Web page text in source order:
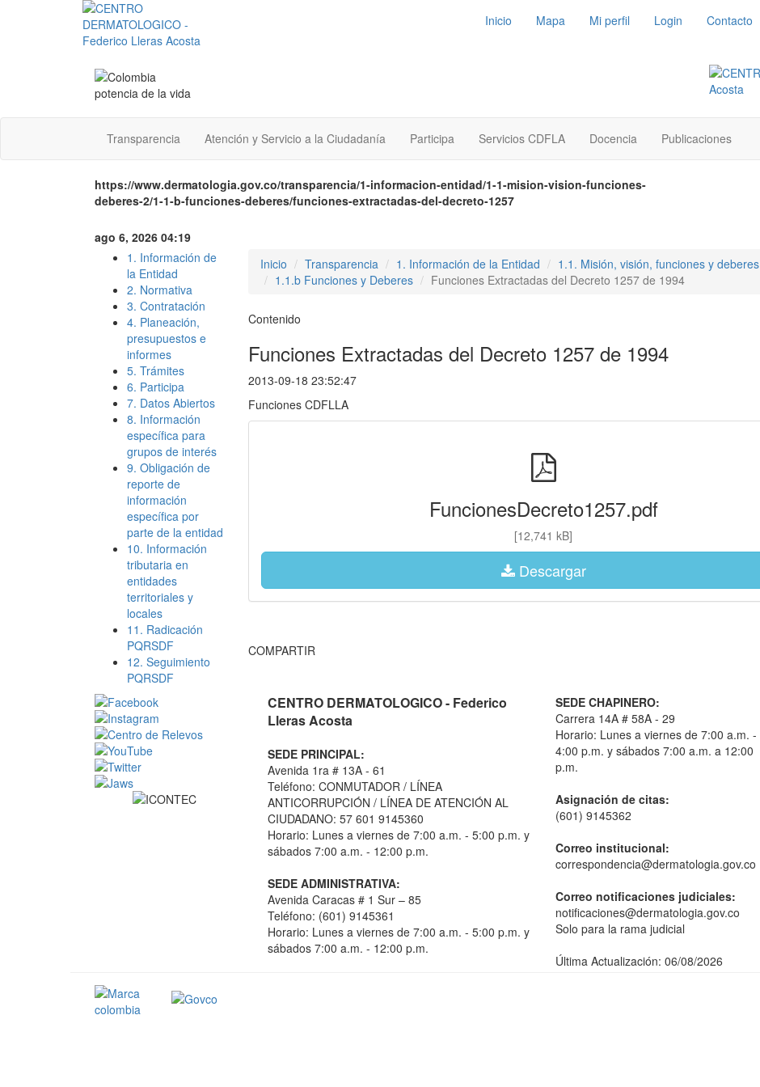
Inicio Mapa Mi perfil Login Contacto
Transparencia Atención y Servicio a la Ciudadanía Participa Servicios CDFLA Docencia Publicaciones
https://www.dermatologia.gov.co/transparencia/1-informacion-entidad/1-1-mision-vision-funciones-
deberes-2/1-1-b-funciones-deberes/funciones-extractadas-del-decreto-1257
ago 6, 2026 04:19
1. Información de
la Entidad
2. Normativa
3. Contratación
4. Planeación,
presupuestos e
informes
5. Trámites
6. Participa
7. Datos Abiertos
8. Información
específica para
grupos de interés
9. Obligación de
reporte de
información
específica por
parte de la entidad
10. Información
tributaria en
entidades
territoriales y
locales
11. Radicación
PQRSDF
12. Seguimiento
PQRSDF
Inicio Transparencia 1. Información de la Entidad
1.1. Misión, visión, funciones y deberes
1.1.b Funciones y Deberes
Funciones Extractadas del Decreto 1257 de 1994
Contenido
Funciones Extractadas del Decreto 1257 de 1994
2013-09-18 23:52:47
Funciones CDFLLA
FuncionesDecreto1257.pdf
[12,741 kB]
Descargar
COMPARTIR
CENTRO DERMATOLOGICO - Federico
Lleras Acosta
SEDE PRINCIPAL:
Avenida 1ra # 13A - 61
Teléfono: CONMUTADOR / LÍNEA
ANTICORRUPCIÓN / LÍNEA DE ATENCIÓN AL
CIUDADANO: 57 601 9145360
Horario: Lunes a viernes de 7:00 a.m. - 5:00 p.m. y
sábados 7:00 a.m. - 12:00 p.m.
SEDE ADMINISTRATIVA:
Avenida Caracas # 1 Sur – 85
Teléfono: (601) 9145361
Horario: Lunes a viernes de 7:00 a.m. - 5:00 p.m. y
sábados 7:00 a.m. - 12:00 p.m.
SEDE CHAPINERO:
Carrera 14A # 58A - 29
Horario: Lunes a viernes de 7:00 a.m. -
4:00 p.m. y sábados 7:00 a.m. a 12:00
p.m.
Asignación de citas:
(601) 9145362
Correo institucional:
correspondencia@dermatologia.gov.co
Correo notificaciones judiciales:
notificaciones@dermatologia.gov.co
Solo para la rama judicial
Última Actualización: 06/08/2026